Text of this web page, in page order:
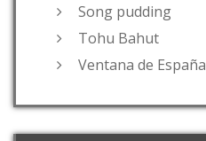
Song pudding
Tohu Bahut
Ventana de España